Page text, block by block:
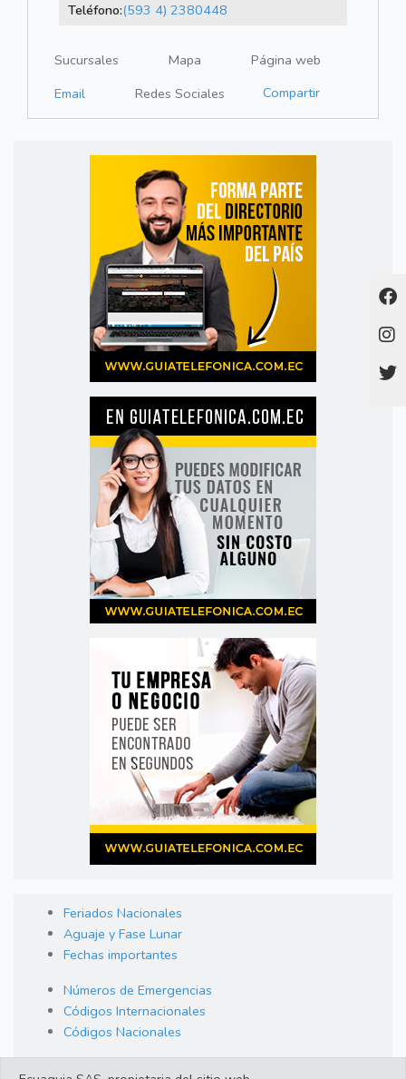
Teléfono:(593 4) 2380448
Sucursales Mapa
Página web
Email
Redes Sociales Compartir
Feriados Nacionales
Aguaje y Fase Lunar
Fechas importantes
Números de Emergencias
Códigos Internacionales
Códigos Nacionales